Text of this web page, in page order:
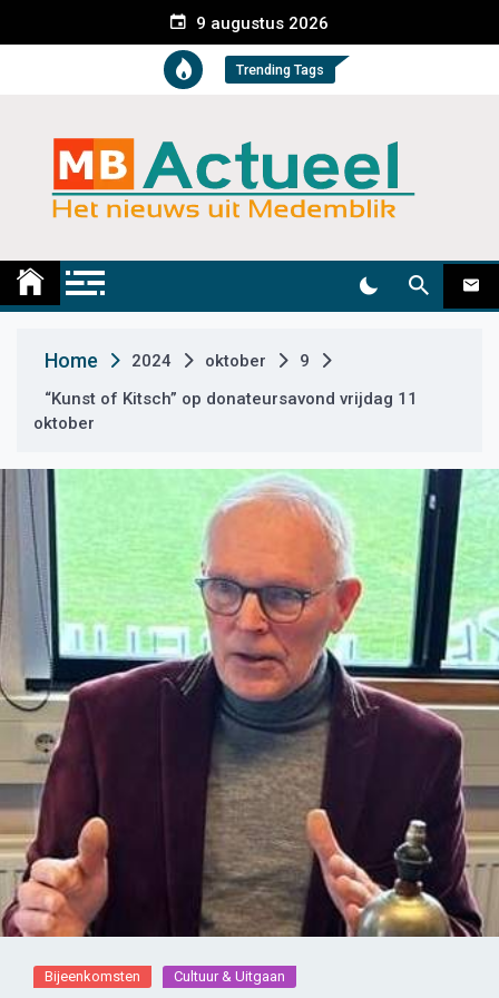
e
t
9 augustus 2026
Trending Tags
Medemblik Actueel
Home 2024 oktober
9
“Kunst of Kitsch” op donateursavond vrijdag 11
oktober
Bijeenkomsten Cultuur & Uitgaan